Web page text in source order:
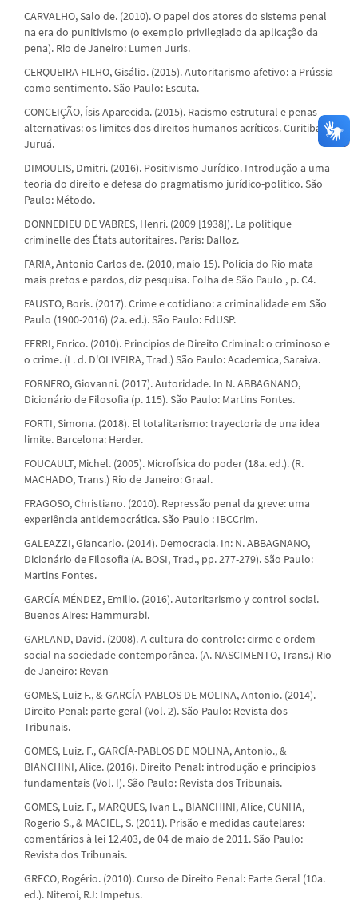
CARVALHO, Salo de. (2010). O papel dos atores do sistema penal
na era do punitivismo (o exemplo privilegiado da aplicação da
pena). Rio de Janeiro: Lumen Juris.
CERQUEIRA FILHO, Gisálio. (2015). Autoritarismo afetivo: a Prússia
como sentimento. São Paulo: Escuta.
CONCEIÇÃO, Ísis Aparecida. (2015). Racismo estrutural e penas
alternativas: os limites dos direitos humanos acríticos. Curitiba:
Juruá.
DIMOULIS, Dmitri. (2016). Positivismo Jurídico. Introdução a uma
teoria do direito e defesa do pragmatismo jurídico-politico. São
Paulo: Método.
DONNEDIEU DE VABRES, Henri. (2009 [1938]). La politique
criminelle des États autoritaires. Paris: Dalloz.
FARIA, Antonio Carlos de. (2010, maio 15). Policia do Rio mata
mais pretos e pardos, diz pesquisa. Folha de São Paulo , p. C4.
FAUSTO, Boris. (2017). Crime e cotidiano: a criminalidade em São
Paulo (1900-2016) (2a. ed.). São Paulo: EdUSP.
FERRI, Enrico. (2010). Principios de Direito Criminal: o criminoso e
o crime. (L. d. D'OLIVEIRA, Trad.) São Paulo: Academica, Saraiva.
FORNERO, Giovanni. (2017). Autoridade. In N. ABBAGNANO,
Dicionário de Filosofia (p. 115). São Paulo: Martins Fontes.
FORTI, Simona. (2018). El totalitarismo: trayectoria de una idea
limite. Barcelona: Herder.
FOUCAULT, Michel. (2005). Microfísica do poder (18a. ed.). (R.
MACHADO, Trans.) Rio de Janeiro: Graal.
FRAGOSO, Christiano. (2010). Repressão penal da greve: uma
experiência antidemocrática. São Paulo : IBCCrim.
GALEAZZI, Giancarlo. (2014). Democracia. In: N. ABBAGNANO,
Dicionário de Filosofia (A. BOSI, Trad., pp. 277-279). São Paulo:
Martins Fontes.
GARCÍA MÉNDEZ, Emilio. (2016). Autoritarismo y control social.
Buenos Aires: Hammurabi.
GARLAND, David. (2008). A cultura do controle: cirme e ordem
social na sociedade contemporânea. (A. NASCIMENTO, Trans.) Rio
de Janeiro: Revan
GOMES, Luiz F., & GARCÍA-PABLOS DE MOLINA, Antonio. (2014).
Direito Penal: parte geral (Vol. 2). São Paulo: Revista dos
Tribunais.
GOMES, Luiz. F., GARCÍA-PABLOS DE MOLINA, Antonio., &
BIANCHINI, Alice. (2016). Direito Penal: introdução e principios
fundamentais (Vol. I). São Paulo: Revista dos Tribunais.
GOMES, Luiz. F., MARQUES, Ivan L., BIANCHINI, Alice, CUNHA,
Rogerio S., & MACIEL, S. (2011). Prisão e medidas cautelares:
comentários à lei 12.403, de 04 de maio de 2011. São Paulo:
Revista dos Tribunais.
GRECO, Rogério. (2010). Curso de Direito Penal: Parte Geral (10a.
ed.). Niteroi, RJ: Impetus.